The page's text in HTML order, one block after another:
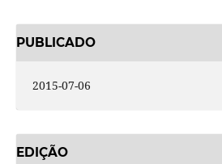
PUBLICADO
2015-07-06
EDIÇÃO